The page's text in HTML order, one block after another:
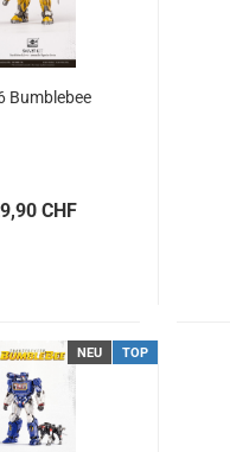
Bumblebee
CHF
NEU TOP